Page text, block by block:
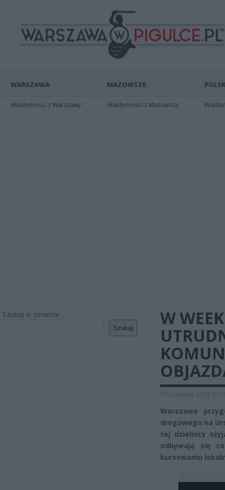
WARSZAWA
Wiadomości z Warszawy
MAZOWSZE
Wiadomości z Mazowsza
Szukaj w serwisie
Szukaj
W
19 czerwca 2024
Warszawa
drogowego na
tej dzielnicy
odbywają się
kursowaniu